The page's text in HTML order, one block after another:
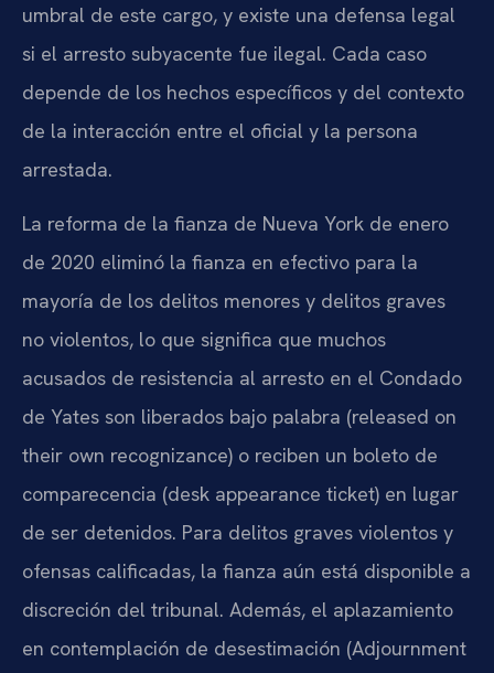
umbral de este cargo, y existe una defensa legal
si el arresto subyacente fue ilegal. Cada caso
depende de los hechos específicos y del contexto
de la interacción entre el oficial y la persona
arrestada.
La reforma de la fianza de Nueva York de enero
de 2020 eliminó la fianza en efectivo para la
mayoría de los delitos menores y delitos graves
no violentos, lo que significa que muchos
acusados de resistencia al arresto en el Condado
de Yates son liberados bajo palabra (released on
their own recognizance) o reciben un boleto de
comparecencia (desk appearance ticket) en lugar
de ser detenidos. Para delitos graves violentos y
ofensas calificadas, la fianza aún está disponible a
discreción del tribunal. Además, el aplazamiento
en contemplación de desestimación (Adjournment